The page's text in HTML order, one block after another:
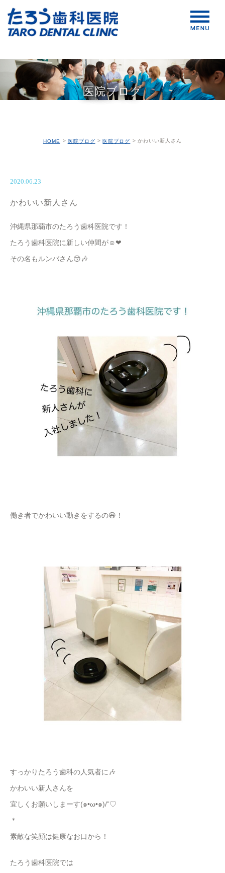
医院ブログ
HOME 医院ブログ 医院ブログ かわいい新人さん
2020.06.23
かわいい新人さん
沖縄県那覇市のたろう歯科医院です！
たろう歯科医院に新しい仲間が☺️❤︎
その名もルンバさん😚🎶
働き者でかわいい動きをするの😆！
すっかりたろう歯科の人気者に🎶
かわいい新人さんを
宜しくお願いしまーす(๑•ω•๑)/”♡︎
＊
素敵な笑顔は健康なお口から！
たろう歯科医院では